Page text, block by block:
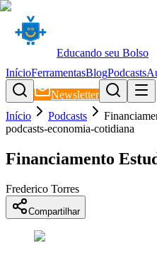
Educando seu Bolso
InícioFerramentasBlogPodcasts
Newsletter
Início
Podcasts
podcasts-economia-cotidiana
Financiamento
Frederico Torres
Compartilhar